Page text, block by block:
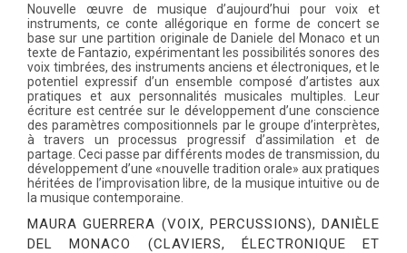
Nouvelle œuvre de musique d’aujourd’hui pour voix et
instruments, ce conte allégorique en forme de concert se
base sur une partition originale de Daniele del Monaco et un
texte de Fantazio, expérimentant les possibilités sonores des
voix timbrées, des instruments anciens et électroniques, et le
potentiel expressif d’un ensemble composé d’artistes aux
pratiques et aux personnalités musicales multiples. Leur
écriture est centrée sur le développement d’une conscience
des paramètres compositionnels par le groupe d’interprètes,
à travers un processus progressif d’assimilation et de
partage. Ceci passe par différents modes de transmission, du
développement d’une «nouvelle tradition orale» aux pratiques
héritées de l’improvisation libre, de la musique intuitive ou de
la musique contemporaine.
MAURA GUERRERA (VOIX, PERCUSSIONS), DANIÈLE
DEL MONACO
(CLAVIERS, ÉLECTRONIQUE ET